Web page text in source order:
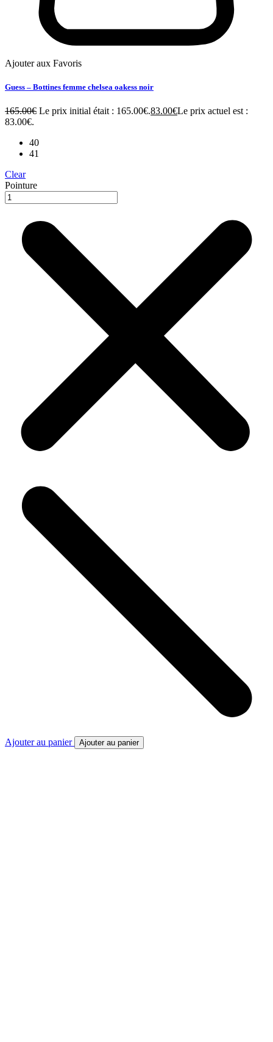
Ajouter aux Favoris
Guess – Bottines femme chelsea oakess noir
165.00€ Le prix initial était : 165.00€.83.00€Le prix actuel est :
83.00€.
40
41
Clear
Pointure
Ajouter au panier Ajouter au panier